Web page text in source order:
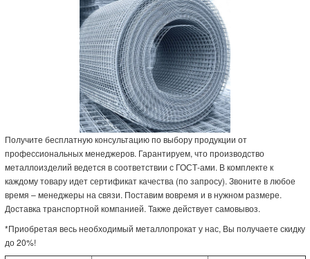
Получите бесплатную консультацию по выбору продукции от
профессиональных менеджеров. Гарантируем, что производство
металлоизделий ведется в соответствии с ГОСТ-ами. В комплекте к
каждому товару идет сертификат качества (по запросу). Звоните в любое
время – менеджеры на связи. Поставим вовремя и в нужном размере.
Доставка транспортной компанией. Также действует самовывоз.
*Приобретая весь необходимый металлопрокат у нас, Вы получаете скидку
до 20%!